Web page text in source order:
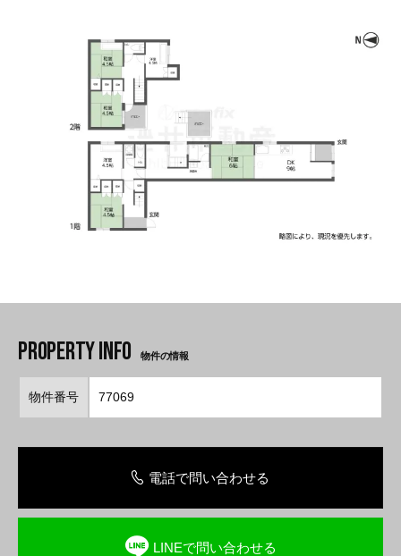
物件の情報
物件番号 77069
電話で問い合わせる
LINEで問い合わせる